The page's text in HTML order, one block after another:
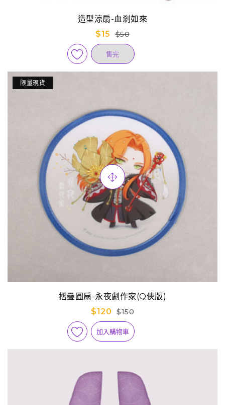
造型涼扇-血剎如來
$15
$50
售完
限量現貨
摺疊圓扇-永夜劇作家(Q俠版)
$120
$150
加入購物車